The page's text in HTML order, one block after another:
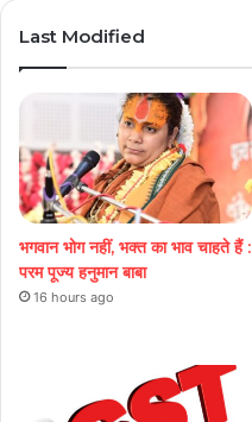
Last Modified
भगवान भोग नहीं, भक्त का भाव चाहते हैं :
परम पूज्य हनुमान बाबा
16 hours ago